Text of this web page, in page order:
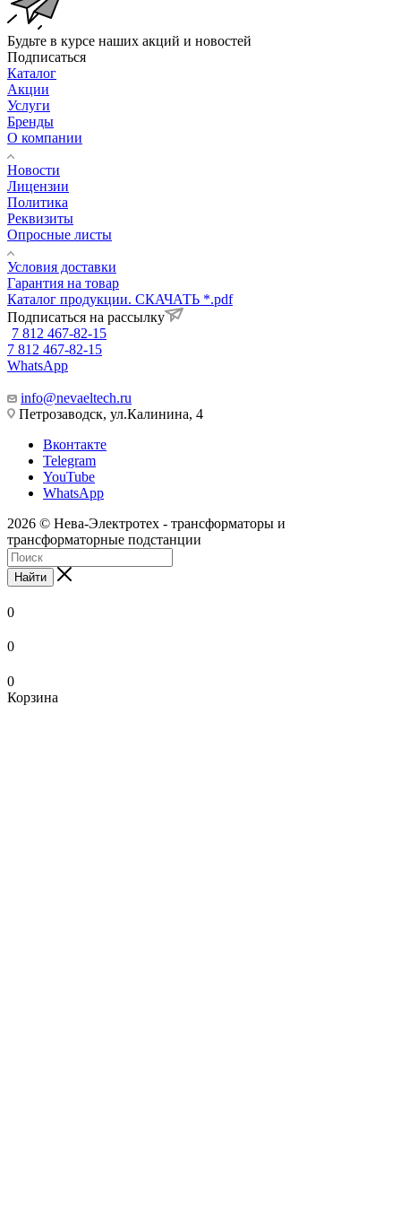
Будьте в курсе наших акций и новостей
Подписаться
Каталог
Акции
Услуги
Бренды
О компании
Новости
Лицензии
Политика
Реквизиты
Опросные листы
Условия доставки
Гарантия на товар
Каталог продукции. СКАЧАТЬ *.pdf
Подписаться на рассылку
7 812 467-82-15
7 812 467-82-15
WhatsApp
info@nevaeltech.ru
Петрозаводск, ул.Калинина, 4
Вконтакте
Telegram
YouTube
WhatsApp
2026 © Нева-Электротех - трансформаторы и
трансформаторные подстанции
Найти
0
0
0
Корзина